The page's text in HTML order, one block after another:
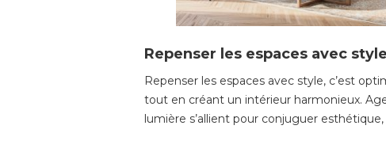
Repenser les espaces avec style
Repenser les espaces avec style, c’est
tout en créant un intérieur harmonieux.
lumière s’allient pour conjuguer